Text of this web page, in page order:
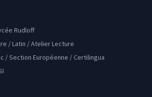
Rudloff
/ Latin / Atelier Lecture
/ Section Européenne / Certilingua